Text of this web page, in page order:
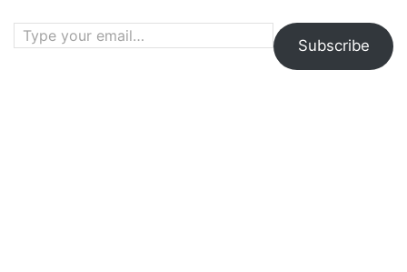
Type your email…
Subscribe